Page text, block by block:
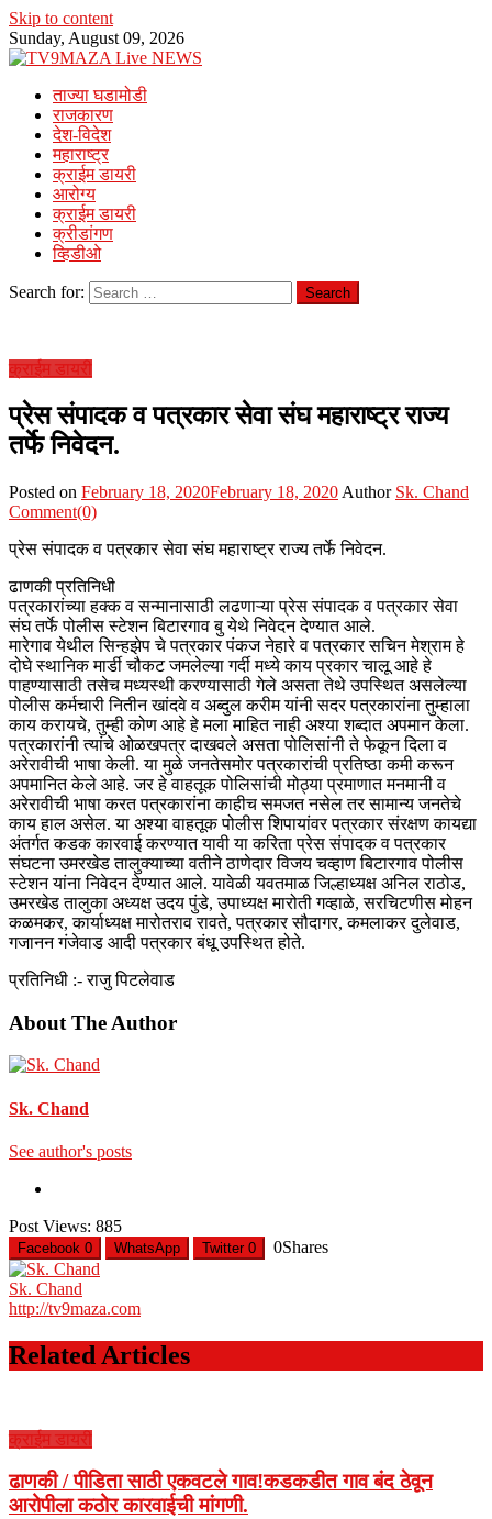
Skip to content
Sunday, August 09, 2026
ताज्या घडामोडी
राजकारण
देश-विदेश
महाराष्ट्र
क्राईम डायरी
आरोग्य
क्राईम डायरी
क्रीडांगण
व्हिडीओ
Search for:
क्राईम डायरी
प्रेस संपादक व पत्रकार सेवा संघ महाराष्ट्र राज्य
तर्फे निवेदन.
Posted on February 18, 2020February 18, 2020 Author Sk. Chand
Comment(0)
प्रेस संपादक व पत्रकार सेवा संघ महाराष्ट्र राज्य तर्फे निवेदन.
ढाणकी प्रतिनिधी
पत्रकारांच्या हक्क व सन्मानासाठी लढणाऱ्या प्रेस संपादक व पत्रकार सेवा
संघ तर्फे पोलीस स्टेशन बिटारगाव बु येथे निवेदन देण्यात आले.
मारेगाव येथील सिन्हझेप चे पत्रकार पंकज नेहारे व पत्रकार सचिन मेश्राम हे
दोघे स्थानिक मार्डी चौकट जमलेल्या गर्दी मध्ये काय प्रकार चालू आहे हे
पाहण्यासाठी तसेच मध्यस्थी करण्यासाठी गेले असता तेथे उपस्थित असलेल्या
पोलीस कर्मचारी नितीन खांदवे व अब्दुल करीम यांनी सदर पत्रकारांना तुम्हाला
काय करायचे, तुम्ही कोण आहे हे मला माहित नाही अश्या शब्दात अपमान केला.
पत्रकारांनी त्यांचे ओळखपत्र दाखवले असता पोलिसांनी ते फेकून दिला व
अरेरावीची भाषा केली. या मुळे जनतेसमोर पत्रकारांची प्रतिष्ठा कमी करून
अपमानित केले आहे. जर हे वाहतूक पोलिसांची मोठ्या प्रमाणात मनमानी व
अरेरावीची भाषा करत पत्रकारांना काहीच समजत नसेल तर सामान्य जनतेचे
काय हाल असेल. या अश्या वाहतूक पोलीस शिपायांवर पत्रकार संरक्षण कायद्या
अंतर्गत कडक कारवाई करण्यात यावी या करिता प्रेस संपादक व पत्रकार
संघटना उमरखेड तालुक्याच्या वतीने ठाणेदार विजय चव्हाण बिटारगाव पोलीस
स्टेशन यांना निवेदन देण्यात आले. यावेळी यवतमाळ जिल्हाध्यक्ष अनिल राठोड,
उमरखेड तालुका अध्यक्ष उदय पुंडे, उपाध्यक्ष मारोती गव्हाळे, सरचिटणीस मोहन
कळमकर, कार्याध्यक्ष मारोतराव रावते, पत्रकार सौदागर, कमलाकर दुलेवाड,
गजानन गंजेवाड आदी पत्रकार बंधू उपस्थित होते.
प्रतिनिधी :- राजु पिटलेवाड
About The Author
Sk. Chand
See author's posts
Post Views: 885
Facebook 0 WhatsApp Twitter 0 0Shares
Sk. Chand
http://tv9maza.com
Related Articles
क्राईम डायरी
ढाणकी / पीडिता साठी एकवटले गाव!कडकडीत गाव बंद ठेवून
आरोपीला कठोर कारवाईची मांगणी.